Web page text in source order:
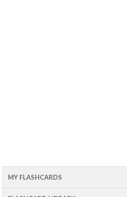
MY FLASHCARDS